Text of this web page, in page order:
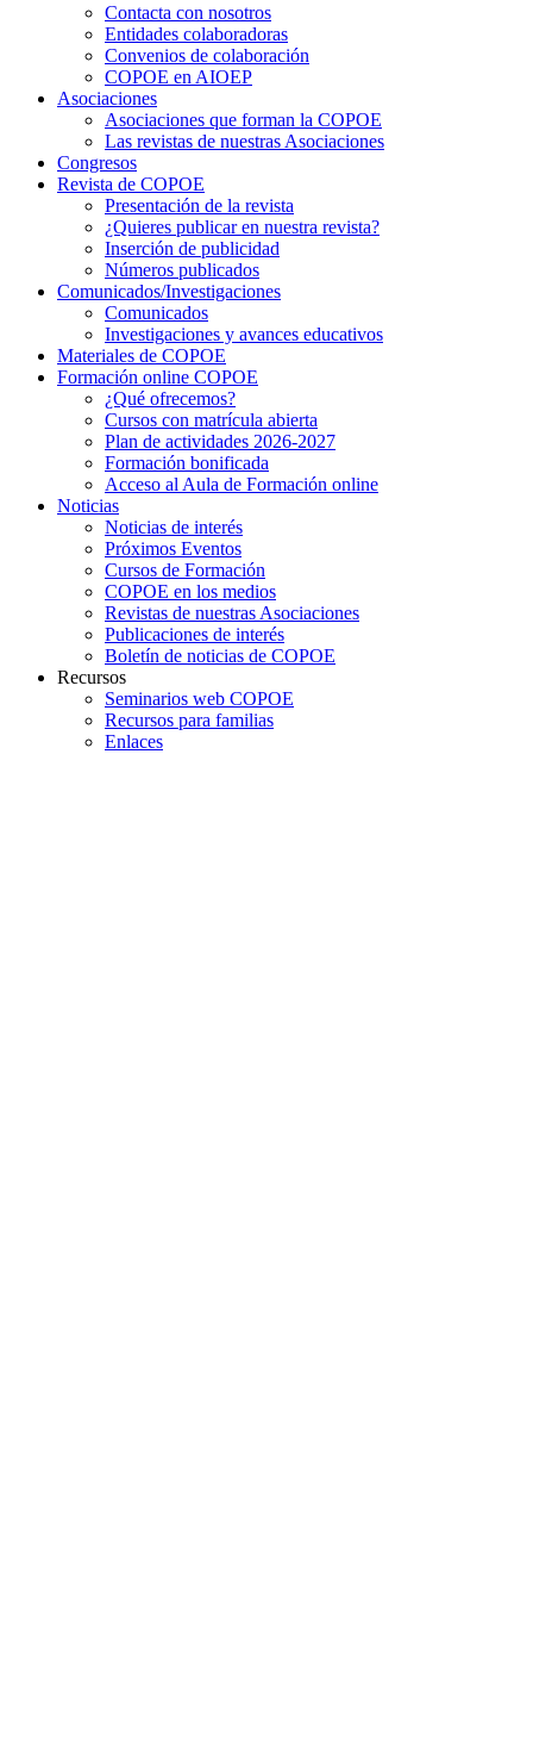
Contacta con nosotros
Entidades colaboradoras
Convenios de colaboración
COPOE en AIOEP
Asociaciones
Asociaciones que forman la COPOE
Las revistas de nuestras Asociaciones
Congresos
Revista de COPOE
Presentación de la revista
¿Quieres publicar en nuestra revista?
Inserción de publicidad
Números publicados
Comunicados/Investigaciones
Comunicados
Investigaciones y avances educativos
Materiales de COPOE
Formación online COPOE
¿Qué ofrecemos?
Cursos con matrícula abierta
Plan de actividades 2026-2027
Formación bonificada
Acceso al Aula de Formación online
Noticias
Noticias de interés
Próximos Eventos
Cursos de Formación
COPOE en los medios
Revistas de nuestras Asociaciones
Publicaciones de interés
Boletín de noticias de COPOE
Recursos
Seminarios web COPOE
Recursos para familias
Enlaces